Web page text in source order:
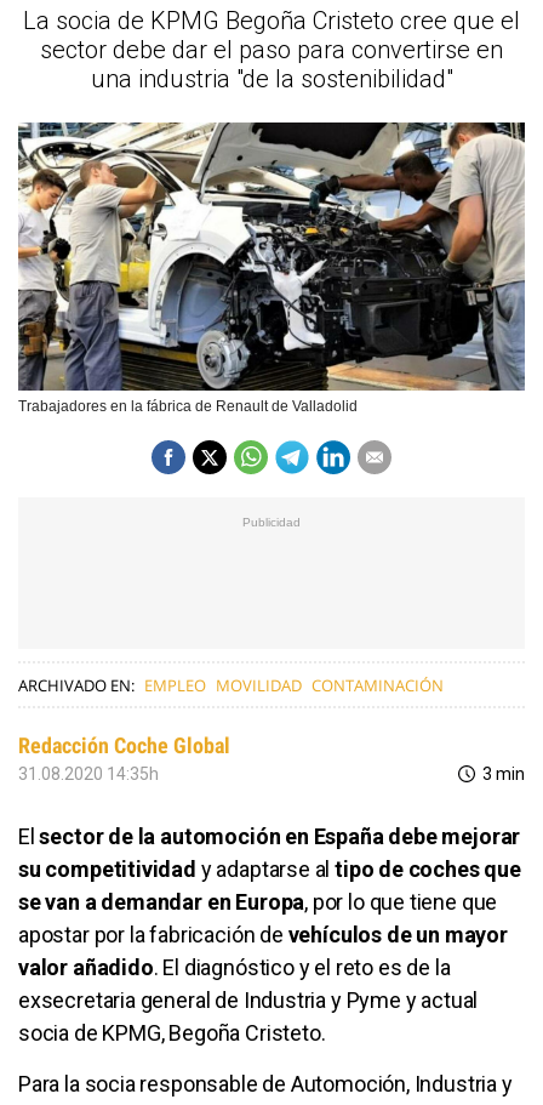
La socia de KPMG Begoña Cristeto cree que el
sector debe dar el paso para convertirse en
una industria "de la sostenibilidad"
Trabajadores en la fábrica de Renault de Valladolid
ARCHIVADO EN: EMPLEO MOVILIDAD CONTAMINACIÓN
Redacción Coche Global
31.08.2020 14:35h 3 min
Elsector de la automoción en España debe mejorar
su competitividad y adaptarse altipo de coches que
se van a demandar en Europa, por lo que tiene que
apostar por la fabricación de vehículos de un mayor
valor añadido. El diagnóstico y el reto es de la
exsecretaria general de Industria y Pyme y actual
socia de KPMG, Begoña Cristeto.
Para la socia responsable de Automoción, Industria y